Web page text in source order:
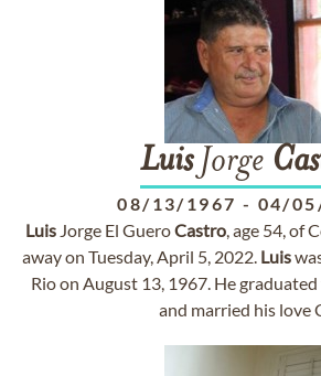
LuisJorge
08/13/1967 - 04/
LuisJorge El GueroCastro, age 54, of
away on Tuesday, April 5, 2022. Luis
Rio on August 13, 1967. He
and married his love